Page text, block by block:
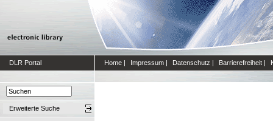
DLR Portal Home | Impressum | Datenschutz | Barrierefreiheit |
Erweiterte Suche